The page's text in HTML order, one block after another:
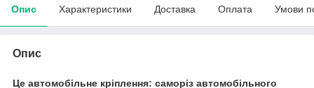
Опис Характеристики Доставка Оплата Умови
Опис
Це автомобільне кріплення: саморіз автомобільного